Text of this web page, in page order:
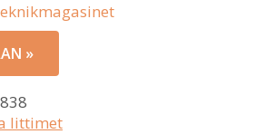
»
littimet